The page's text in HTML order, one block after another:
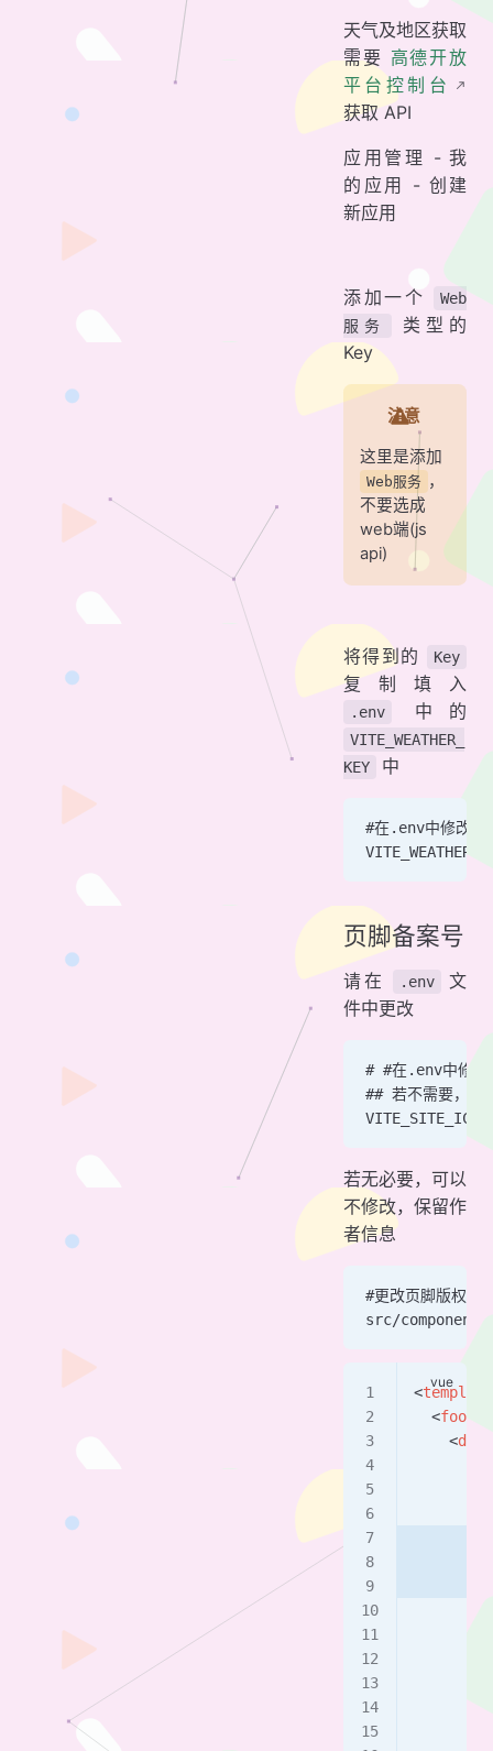
天气及地区获取
需要 高德开放
平台控制台
获取 API
应用管理 - 我
的应用 - 创建
新应用
添加一个
Web
服务
类型的
Key
注意
这里是添加
Web服务 ，
不要选成
web端(js
api)
将得到的 Key
复制填入
.env 中的
VITE_WEATHER_
KEY
中
#在.env中修改天
页脚备案号
请在 .env
文
件中更改
# #在.env中修改
## 若不需要，请
VITE_SITE_ICP
若无必要，可以
不修改，保留作
者信息
#更改页脚版权备
src/
<template
  <
footer
    <
div